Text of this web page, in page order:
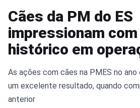
Cães da PM do ES
impressionam
histórico em
As ações com cães na PMES no
um excelente resultado, quando
anterior